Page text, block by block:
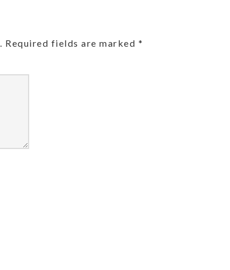
Required fields are marked *